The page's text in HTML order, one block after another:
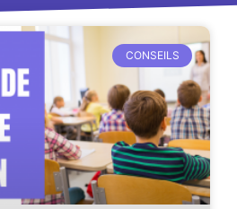
CONSEILS